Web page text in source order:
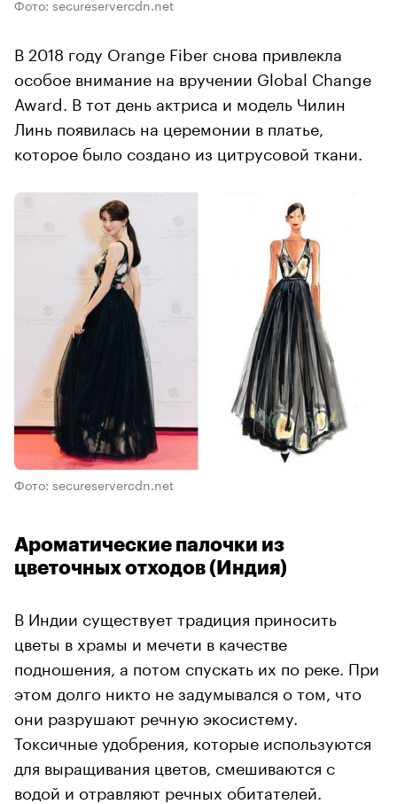
Фото: secureservercdn.net
В 2018 году Orange Fiber снова привлекла
особое внимание на вручении Global Change
Award. В тот день актриса и модель Чилин
Линь появилась на церемонии в платье,
которое было создано из цитрусовой ткани.
Фото: secureservercdn.net
Ароматические палочки из
цветочных отходов (Индия)
В Индии существует традиция приносить
цветы в храмы и мечети в качестве
подношения, а потом спускать их по реке. При
этом долго никто не задумывался о том, что
они разрушают речную экосистему.
Токсичные удобрения, которые используются
для выращивания цветов, смешиваются с
водой и отравляют речных обитателей.